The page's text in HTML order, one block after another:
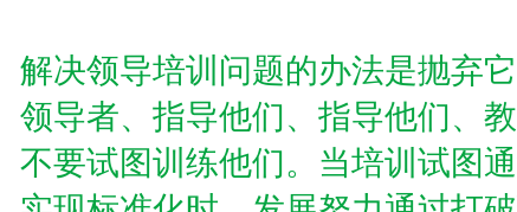
解决领导培训问题的办法是抛弃
领导者、指导他们、指导他们、
不要试图训练他们。当培训试图